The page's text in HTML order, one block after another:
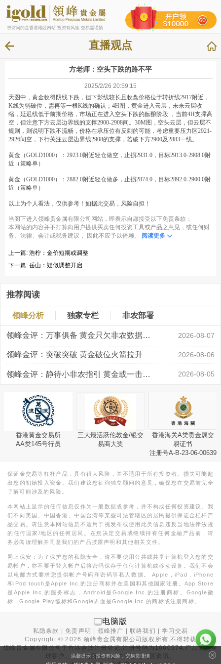
您访问的是香港地区网站 投资有风险 交易需谨慎
直播观点
方老师：空头下跌的路不平
2025/2/26 20:59:15
天图中，黄金收得阴线下跌，但下影线较长且收盘价格位于转折线2917附近，
K线为弱破位，需再等一根K线的确认；4H图，黄金进入云层，未来云层收
缩，延迟线低于前期价格，市场正在进入空头下跌的酝酿阶段 ，当前4H支撑高
空，但注意下方云层边界线的支撑2900-2908间。30M图，空头云层，但云层不
规则，则说明下跌不流畅，价格在承压位有反刺的可能，考虑重要压力区2921-
2926间空，下行关注云层边界线2908的支撑，若破下方2900及2883一线。
黄金（GOLD1000）：2923.0附近轻仓做空，止损2931.0，目标2913.0-2908.0附
近（策略单）
黄金（GOLD1000）：2882.0附近轻仓做多，止损2874.0，目标2892.0-2900.0附
近（策略单）
以上为个人看法，仅供参考！如据此交易，风险自担！
当阁下进入领峰贵金属有限公司网站，即表示自愿接受以下免责条款：
本网站的内容并不打算向用户提供买卖任何投资工具或产品之意见，或任何财
务、法律、会计或税务建议， 因此不应予以倚赖。
阅读更多
上一篇: 浩柠：金价短期或调整
下一篇: 岳山：疑似调整开启
推荐阅读
领峰分析 独家专栏 非农部署
领峰金评：万事俱备 黄金只欠非农数据“东风” 2026-08-07
领峰金评：突破突破 黄金破位火箭拉升 2026-08-06
领峰金评：静待小非农指引 黄金或一击破局 2026-08-05
香港黄金交易所
AA类145号行员
三大最活跃伦敦金/银交
易商大奖
香港海关A类贵金属交
易证书
注册号A-B-23-06-00639
保证金交易等杠杆产品，具有很大风险，并不适用于所有投资者。损失可能超
出您的初始投入资金。我们建议您征询独立顾问的意见，确保您在交易前完全
了解可能涉及的风险。
本网站上显示的任何信息仅作为一般数据或参考，并不构成任何投资建议。我
们不向美国、中国香港、中国台湾等某些司法管辖区的居民提供保证金杠杆产
品交易。请注意本网站信息不适用于视发布或使用此类信息违反当地法律法规
的任何国家/地区的任何居民。在您决定交易或继续持有任何金融产品前，请
务必阅读理解并同意我们的产品披露声明和其他相关文件。
网上保安：为了保护您的私隐安全，请不要使用公共或共享计算机登入您的交
易帐户，亦不要于登入帐户后将密码保存于任何计算机或移动设备。我们不会
以电邮方式要求您提供帐户号码和密码等私人数据。 Apple，iPad，iPhone
和iPod touch是Apple Inc.的注册商标并在美国和其他国家注册。App Store
是Apple Inc.的服务标志，Android是Google Inc.的注册商标。Google徽
标，Google Play徽标和Google界面是Google Inc.的商标或注册商标。
电脑版
私隐条款 |免责声明 领峰推广 |联络我们 |学习交易
Copyright ©2026 领峰贵金属有限公司版权所有,不得转载
领峰贵金属有限公司于香港合法注册登记,注册号码为1660574,产品面向全
球客户。本站内所有内容均为香港地区资讯。
温馨提示：投资有风险，交易需谨慎